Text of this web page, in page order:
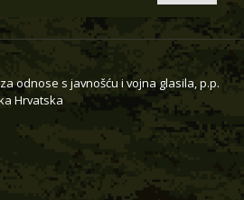
odnose s javnošću i vojna glasila, p.p.
Hrvatska